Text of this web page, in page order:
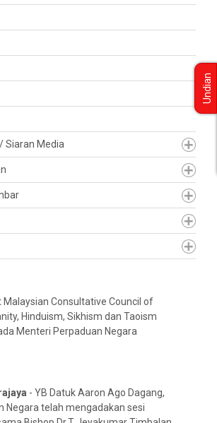
Siaran Media
Malaysian Consultative Council of
Hinduism, Sikhism dan Taoism
Menteri Perpaduan Negara
- YB Datuk Aaron Ago Dagang,
Negara telah mengadakan sesi
Undian